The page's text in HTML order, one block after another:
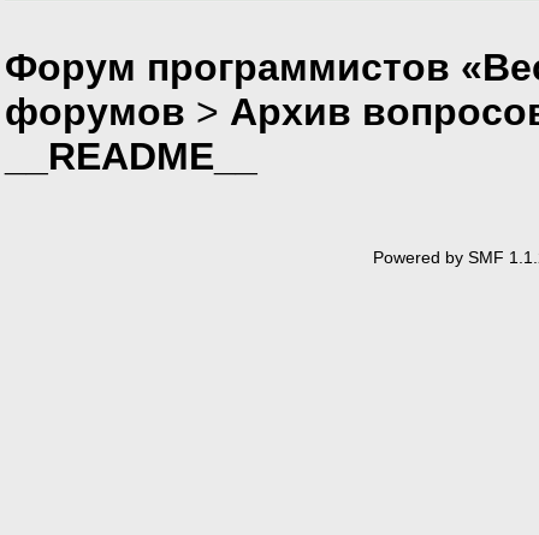
Форум программистов
форумов > Архив
__README__
Powered by SMF